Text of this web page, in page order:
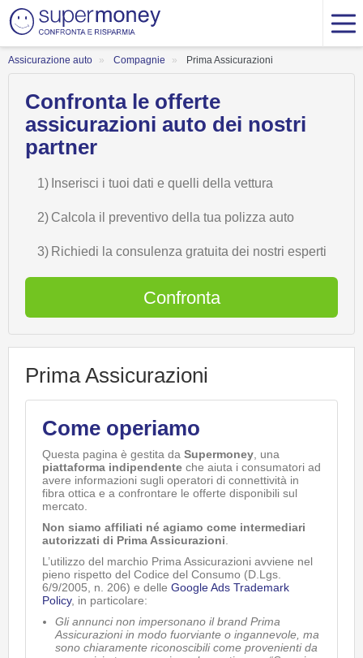
Assicurazione auto Compagnie Prima Assicurazioni
Confronta le offerte
assicurazioni auto dei nostri
partner
1) Inserisci i tuoi dati e quelli della vettura
2) Calcola il preventivo della tua polizza auto
3) Richiedi la consulenza gratuita dei nostri esperti
Confronta
Prima Assicurazioni
Come operiamo
Questa pagina è gestita da Supermoney , una
piattaforma indipendente che aiuta i consumatori ad
avere informazioni sugli operatori di connettività in
fibra ottica e a confrontare le offerte disponibili sul
mercato.
Non siamo affiliati né agiamo come intermediari
autorizzati di Prima Assicurazioni
L’utilizzo del marchio Prima Assicurazioni avviene nel
pieno rispetto del Codice del Consumo (D.Lgs.
6/9/2005, n. 206) e delle Google Ads Trademark
Policy, in particolare:
Gli annunci non impersonano il brand Prima
Assicurazioni in modo fuorviante o ingannevole, ma
sono chiaramente riconoscibili come provenienti da